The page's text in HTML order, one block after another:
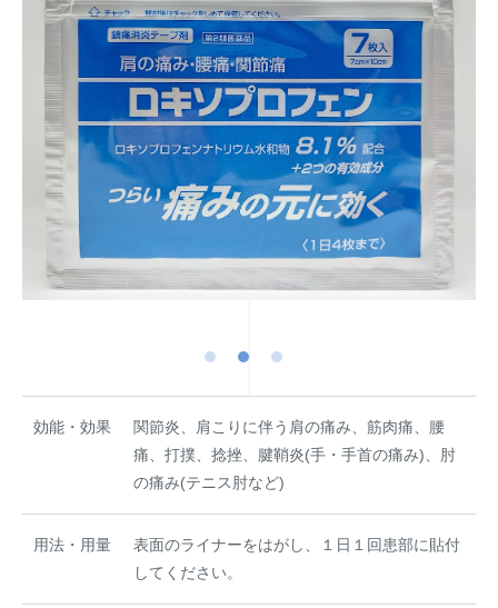
効能・効果
関節炎、肩こりに伴う肩の痛み、筋肉痛、腰
痛、打撲、捻挫、腱鞘炎(手・手首の痛み)、肘
の痛み(テニス肘など)
用法・用量
表面のライナーをはがし、１日１回患部に貼付
してください。